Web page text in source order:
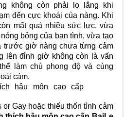
không còn phải lo lắng khi
đến cực khoái của nàng. Khi
mất quá nhiều sức lực, vừa
bỏng của bạn tình, vừa tạo
trước giờ nàng chưa từng cảm
lên đỉnh giờ không còn là vấn
làm chủ phong độ và cùng
cảm.
Gay hoặc thiếu thốn tình cảm